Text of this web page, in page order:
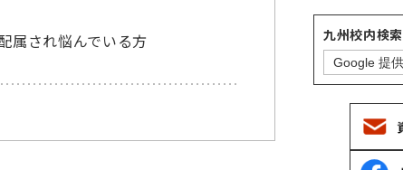
属され悩んでいる方
九州校内検索